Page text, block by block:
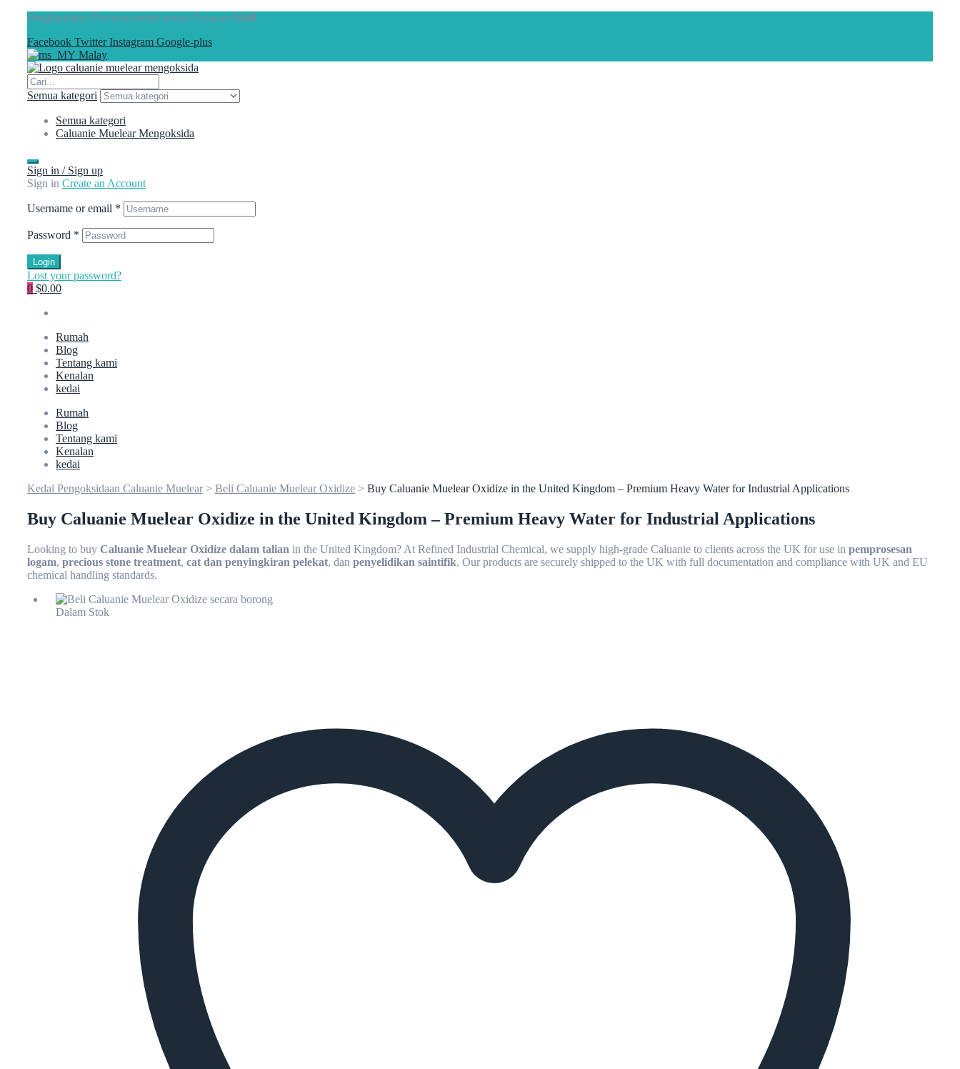
Penghantaran Percuma untuk semua Pesanan $100
Facebook Twitter Instagram Google-plus
Malay
Semua kategori
Semua kategori
Caluanie Muelear Mengoksida
Sign in / Sign up
Sign in Create an Account
Username or email *
Password *
Login
Lost your password?
0 $0.00
Rumah
Blog
Tentang kami
Kenalan
kedai
Rumah
Blog
Tentang kami
Kenalan
kedai
Kedai Pengoksidaan Caluanie Muelear> Beli Caluanie Muelear Oxidize > Buy Caluanie Muelear Oxidize in the United Kingdom – Premium Heavy Water for Industrial Applications
Buy Caluanie Muelear Oxidize in the United Kingdom – Premium Heavy Water for Industrial Applications
Looking to buy Caluanie Muelear Oxidize dalam talian in the United Kingdom? At Refined Industrial Chemical, we supply high-grade Caluanie to clients across the UK for use in pemprosesan
logam, precious stone treatment, cat dan penyingkiran pelekat, dan penyelidikan saintifik. Our products are securely shipped to the UK with full documentation and compliance with UK and EU
chemical handling standards.
Dalam Stok